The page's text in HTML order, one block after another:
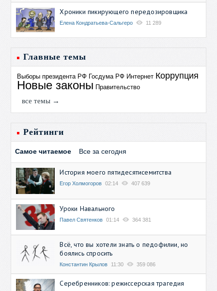
Хроники пикирующего передозировщика
Елена Кондратьева-Сальгеро 11 289
Главные темы
Выборы президента РФ Госдума РФ Интернет Коррупция
Новые законы Правительство
все темы →
Рейтинги
Самое читаемое Все за сегодня
История моего пятидесятисемитства
Егор Холмогоров 02:14 407 639
Уроки Навального
Павел Святенков 01:14 364 381
Всё, что вы хотели знать о педофилии, но
боялись спросить
Константин Крылов 11:30 359 086
Серебренников: режиссерская трагедия